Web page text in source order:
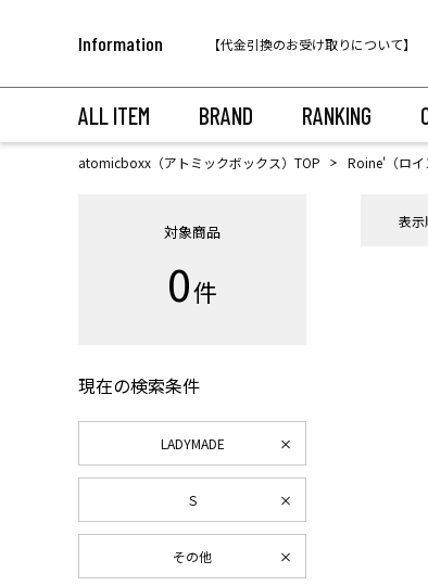
Information
【代金引換のお受け取りについて】
ALL ITEM BRAND RANKING
atomicboxx（アトミックボックス）TOP Roine'（ロイ
表示
対象商品
0件
現在の検索条件
LADYMADE
S
その他